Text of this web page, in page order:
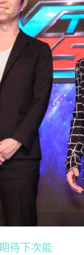
待下次能